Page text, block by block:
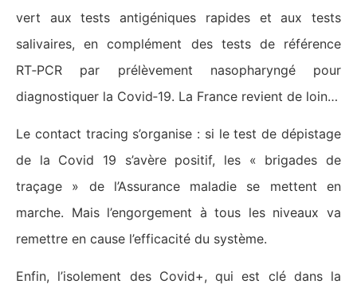
vert aux tests antigéniques rapides et aux tests
salivaires, en complément des tests de référence
RT‑PCR par prélèvement nasopharyngé pour
diagnostiquer la Covid‑19. La France revient de loin…
Le contact tracing s’organise : si le test de dépistage
de la Covid 19 s’avère positif, les « brigades de
traçage » de l’Assurance maladie se mettent en
marche. Mais l’engorgement à tous les niveaux va
remettre en cause l’efficacité du système.
Enfin, l’isolement des Covid+, qui est clé dans la